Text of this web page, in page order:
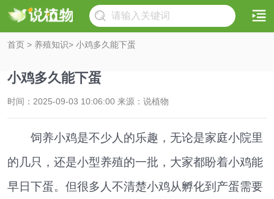
首页 > 养殖知识> 小鸡多久能下蛋
小鸡多久能下蛋
时间：2025-09-03 10:06:00 来源：说植物
饲养小鸡是不少人的乐趣，无论是家庭小院里
的几只，还是小型养殖的一批，大家都盼着小鸡能
早日下蛋。但很多人不清楚小鸡从孵化到产蛋需要